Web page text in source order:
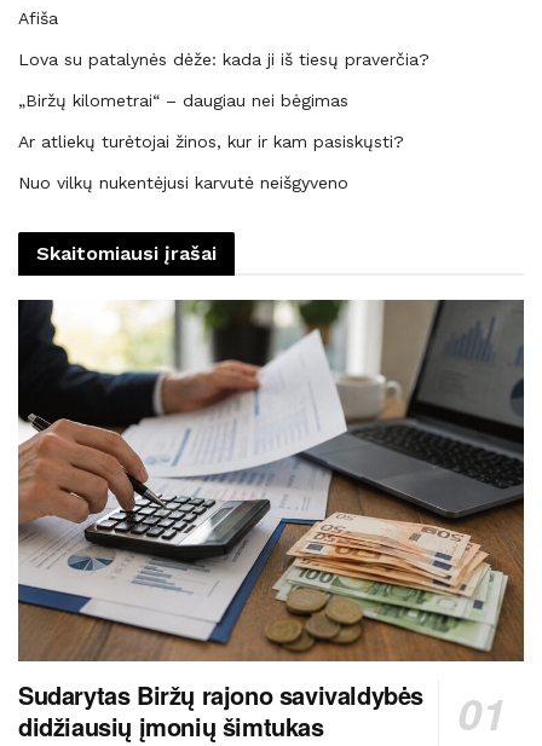
Afiša
Lova su patalynės dėže: kada ji iš tiesų praverčia?
„Biržų kilometrai“ – daugiau nei bėgimas
Ar atliekų turėtojai žinos, kur ir kam pasiskųsti?
Nuo vilkų nukentėjusi karvutė neišgyveno
Skaitomiausi įrašai
Sudarytas Biržų rajono savivaldybės
didžiausių įmonių šimtukas